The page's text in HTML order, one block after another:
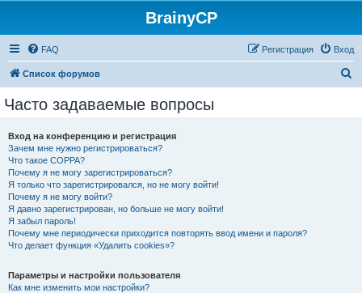
BrainyCP
FAQ Вход
Регистрация
Список форумов
Часто задаваемые вопросы
Вход на конференцию и регистрация
Зачем мне нужно регистрироваться?
Что такое COPPA?
Почему я не могу зарегистрироваться?
Я только что зарегистрировался, но не могу войти!
Почему я не могу войти?
Я давно зарегистрирован, но больше не могу войти!
Я забыл пароль!
Почему мне периодически приходится повторять ввод имени и пароля?
Что делает функция «Удалить cookies»?
Параметры и настройки пользователя
Как мне изменить мои настройки?